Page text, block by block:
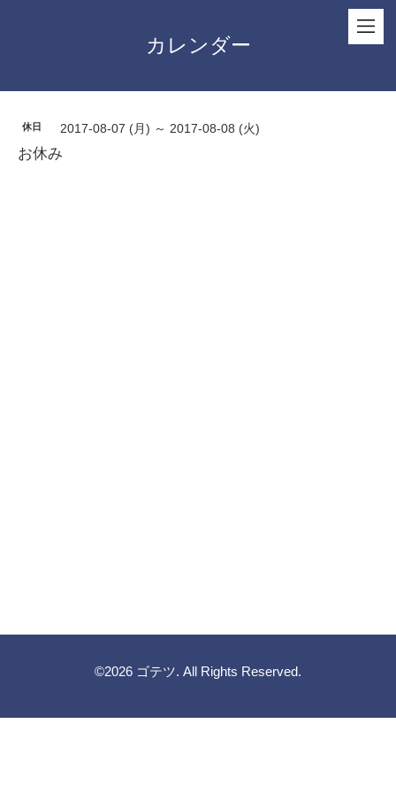
カレンダー
休日 2017-08-07 (月) ～ 2017-08-08 (火)
お休み
©2026 ゴテツ. All Rights Reserved.